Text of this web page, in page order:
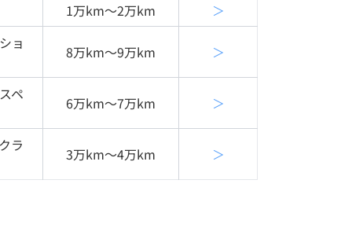
1万km〜2万km
＞
ョ
8万km〜9万km ＞
ペ 6万km〜7万km ＞
ラ 3万km〜4万km ＞